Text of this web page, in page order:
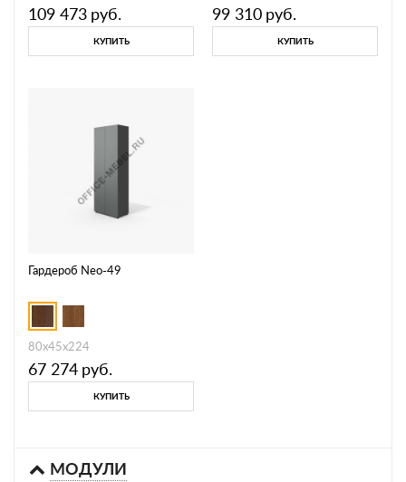
109 473 руб.
КУПИТЬ
99 310 руб.
КУПИТЬ
Гардероб Neo-49
80х45х224
67 274 руб.
КУПИТЬ
МОДУЛИ